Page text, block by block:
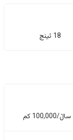
18 ئینج